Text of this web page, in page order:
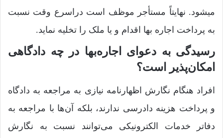
میشود. نهایتاً مستأجر موظف است دراسرع ‌وقت نسبت
به پرداخت اجاره ‌بها اقدام و یا ملک را تخلیه نماید.
رسیدگی به دعوای اجاره‌بها در چه دادگاهی
امکان‌پذیر است؟
افراد هنگام نگارش اظهارنامه نیازی به مراجعه به دادگاه
و پرداخت هزینه دادرسی ندارند، بلکه آن‌ها با مراجعه به
دفاتر خدمات الکترونیکی می‌توانند نسبت به نگارش